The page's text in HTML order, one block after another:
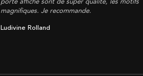
magnifiques. Je recommande.
Ludivine Rolland